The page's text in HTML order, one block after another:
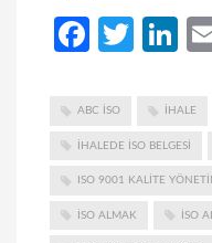
ABC ISO IHALE
IHALEDE ISO BELGESI
ISO 9001 KALITE
ISO ALMAK ISO